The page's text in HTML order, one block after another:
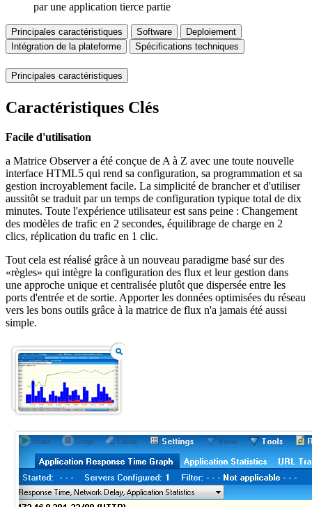
par une application tierce partie
Principales caractéristiques Software
Deploiement
Intégration de la plateforme
Spécifications techniques
Principales caractéristiques
Caractéristiques Clés
Facile d'utilisation
a Matrice Observer a été conçue de A à Z avec une toute nouvelle
interface HTML5 qui rend sa configuration, sa programmation et sa
gestion incroyablement facile. La simplicité de brancher et d'utiliser
aussitôt se traduit par un temps de configuration typique total de dix
minutes. Toute l'expérience utilisateur est sans peine : Changement
des modèles de trafic en 2 secondes, équilibrage de charge en 2
clics, réplication du trafic en 1 clic.
Tout cela est réalisé grâce à un nouveau paradigme basé sur des
«règles» qui intègre la configuration des flux et leur gestion dans
une approche unique et centralisée plutôt que dispersée entre les
ports d'entrée et de sortie. Apporter les données optimisées du réseau
vers les bons outils grâce à la matrice de flux n'a jamais été aussi
simple.